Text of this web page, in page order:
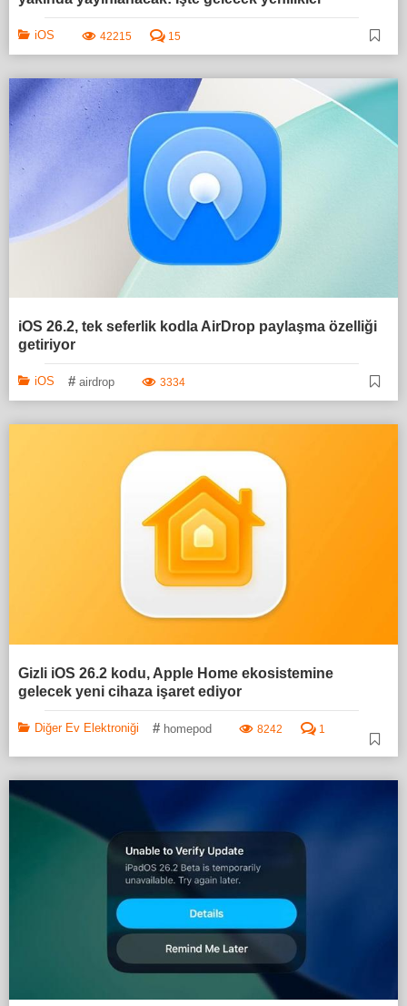
iOS 42215 15
iOS 26.2, tek seferlik kodla AirDrop paylaşma özelliği
getiriyor
iOS # airdrop 3334
Gizli iOS 26.2 kodu, Apple Home ekosistemine
gelecek yeni cihaza işaret ediyor
Diğer Ev Elektroniği # homepod 8242 1